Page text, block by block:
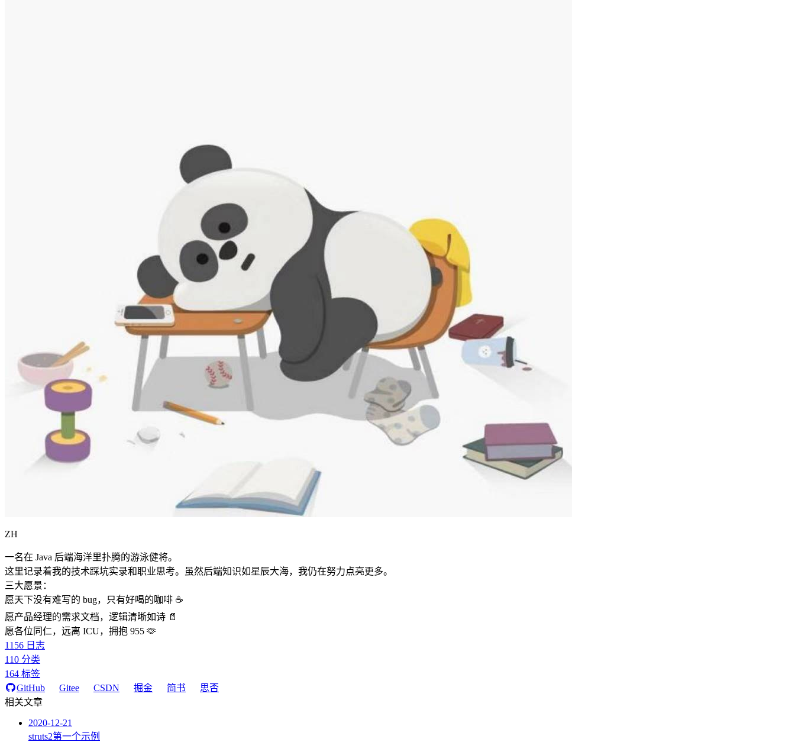
ZH
一名在 Java 后端海洋里扑腾的游泳健将。
这里记录着我的技术踩坑实录和职业思考。虽然后端知识如星辰大海，我仍在努力点亮更多。
三大愿景：
愿天下没有难写的 bug，只有好喝的咖啡 ☕️
愿产品经理的需求文档，逻辑清晰如诗 📄
愿各位同仁，远离 ICU，拥抱 955 🫶
1156 日志
110 分类
164 标签
GitHub
Gitee CSDN 掘金 简书
思否
相关文章
2020-12-21
struts2第一个示例